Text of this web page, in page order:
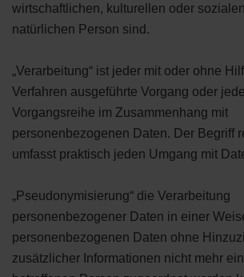
wirtschaftlichen, kulturellen oder
natürlichen Person sind.
„Verarbeitung“ ist jeder mit oder ohne
Verfahren ausgeführte Vorgang oder
Vorgangsreihe im Zusammenhang mit
personenbezogenen Daten. Der Begriff
umfasst praktisch jeden Umgang mit
„Pseudonymisierung“ die Verarbeitung
personenbezogener Daten in einer
personenbezogenen Daten ohne
zusätzlicher Informationen nicht mehr